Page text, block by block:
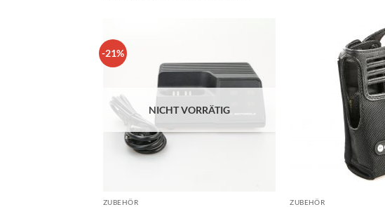
-21%
NICHT VORRÄTIG
ZUBEHÖR ZUBEHÖR